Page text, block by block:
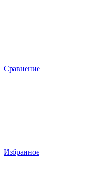
Сравнение
Избранное